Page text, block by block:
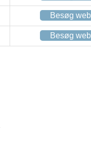
Besøg
Besøg